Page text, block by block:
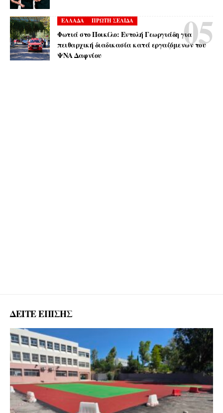
ΕΛΛΑΔΑ ΠΡΩΤΗ ΣΕΛΙΔΑ
Φωτιά στο Ποικίλο: Εντολή Γεωργιάδη για
πειθαρχική διαδικασία κατά εργαζόμενων του
ΨΝΑ Δαφνίου
ΔΕΙΤΕ ΕΠΙΣΗΣ